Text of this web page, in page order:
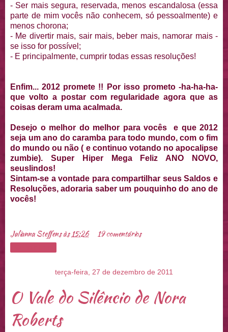
- Ser mais segura, reservada, menos escandalosa (essa
parte de mim vocês não conhecem, só pessoalmente) e
menos chorona;
- Me divertir mais, sair mais, beber mais, namorar mais -
se isso for possível;
- E principalmente, cumprir todas essas resoluções!
Enfim... 2012 promete !! Por isso prometo -ha-ha-ha-
que volto a postar com regularidade agora que as
coisas deram uma acalmada.
Desejo o melhor do melhor para vocês e que 2012
seja um ano do caramba para todo mundo, com o fim
do mundo ou não ( e continuo votando no apocalipse
zumbie). Super Hiper Mega Feliz ANO NOVO,
seuslindos!
Sintam-se a vontade para compartilhar seus Saldos e
Resoluções, adoraria saber um pouquinho do ano de
vocês!
Julianna Steffensàs 15:26 19 comentários
terça-feira, 27 de dezembro de 2011
O Vale do Silêncio de Nora
Roberts